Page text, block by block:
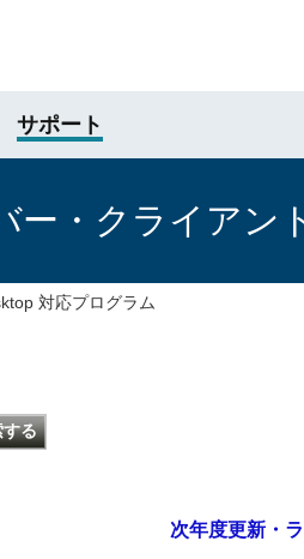
サポート
・クライアン
対応プログラム
次年度更新・